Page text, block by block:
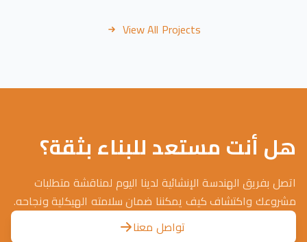
View All Projects
هل أنت مستعد للبناء بثقة؟
اتصل بفريق الهندسة الإنشائية لدينا اليوم لمناقشة متطلبات
مشروعك واكتشاف كيف يمكننا ضمان سلامته الهيكلية ونجاحه.
تواصل معنا